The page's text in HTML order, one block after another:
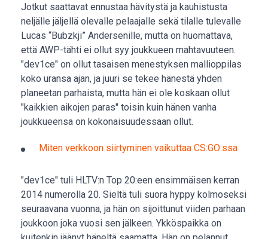
Jotkut saattavat ennustaa hävitystä ja kauhistusta
neljälle jäljellä olevalle pelaajalle sekä tilalle tulevalle
Lucas “Bubzkji” Andersenille, mutta on huomattava,
että AWP-tähti ei ollut syy joukkueen mahtavuuteen.
"dev1ce" on ollut tasaisen menestyksen mallioppilas
koko uransa ajan, ja juuri se tekee hänestä yhden
planeetan parhaista, mutta hän ei ole koskaan ollut
"kaikkien aikojen paras" toisin kuin hänen vanha
joukkueensa on kokonaisuudessaan ollut.
Miten verkkoon siirtyminen vaikuttaa CS:GO:ssa
"dev1ce" tuli HLTV:n Top 20:een ensimmäisen kerran
2014 numerolla 20. Sieltä tuli suora hyppy kolmoseksi
seuraavana vuonna, ja hän on sijoittunut viiden parhaan
joukkoon joka vuosi sen jälkeen. Ykköspaikka on